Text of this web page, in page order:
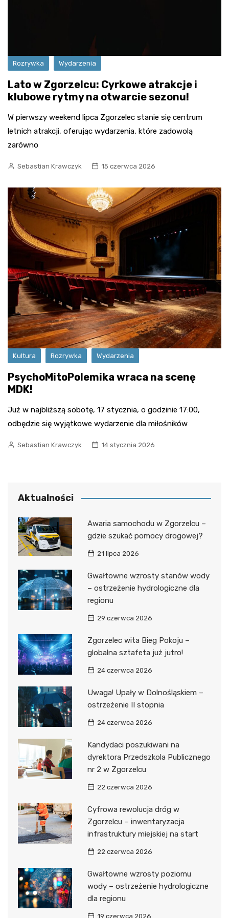
Rozrywka Wydarzenia
Lato w Zgorzelcu: Cyrkowe atrakcje i
klubowe rytmy na otwarcie sezonu!
W pierwszy weekend lipca Zgorzelec stanie się centrum
letnich atrakcji, oferując wydarzenia, które zadowolą
zarówno
Sebastian Krawczyk 15 czerwca 2026
Kultura Rozrywka Wydarzenia
PsychoMitoPolemika wraca na scenę
MDK!
Już w najbliższą sobotę, 17 stycznia, o godzinie 17:00,
odbędzie się wyjątkowe wydarzenie dla miłośników
Sebastian Krawczyk 14 stycznia 2026
Aktualności
Awaria samochodu w Zgorzelcu –
gdzie szukać pomocy drogowej?
21 lipca 2026
Gwałtowne wzrosty stanów wody
– ostrzeżenie hydrologiczne dla
regionu
29 czerwca 2026
Zgorzelec wita Bieg Pokoju –
globalna sztafeta już jutro!
24 czerwca 2026
Uwaga! Upały w Dolnośląskiem –
ostrzeżenie II stopnia
24 czerwca 2026
Kandydaci poszukiwani na
dyrektora Przedszkola Publicznego
nr 2 w Zgorzelcu
22 czerwca 2026
Cyfrowa rewolucja dróg w
Zgorzelcu – inwentaryzacja
infrastruktury miejskiej na start
22 czerwca 2026
Gwałtowne wzrosty poziomu
wody – ostrzeżenie hydrologiczne
dla regionu
19 czerwca 2026